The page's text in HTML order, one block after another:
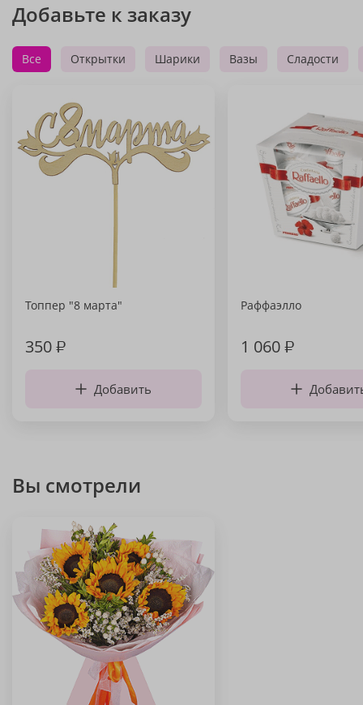
Добавьте к заказу
Все Открытки Шарики Вазы Сладости
Топпер "8 марта"
350₽
Добавить
Раффаэлло
1 060₽
Вы смотрели